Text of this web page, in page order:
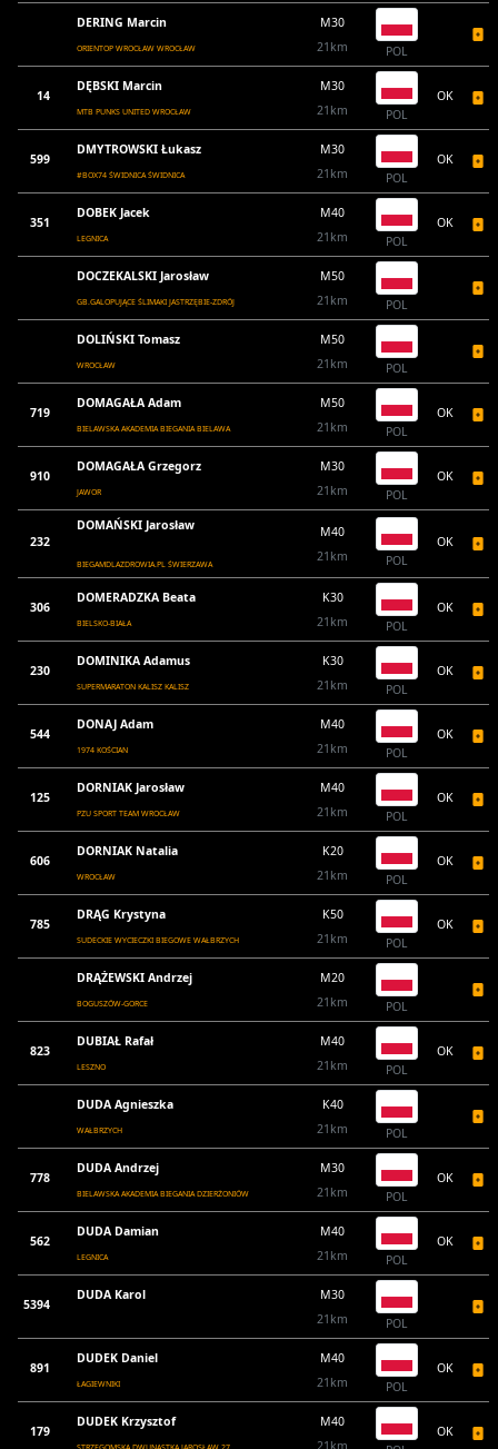
DERING Marcin
ORIENTOP WROCŁAW WROCŁAW
M30
21km
POL
14
DĘBSKI Marcin
MTB PUNKS UNITED WROCŁAW
M30
21km
POL
OK
599
DMYTROWSKI Łukasz
#BOX74 ŚWIDNICA ŚWIDNICA
M30
21km
POL
OK
351
DOBEK Jacek
LEGNICA
M40
21km
POL
OK
DOCZEKALSKI Jarosław
GB.GALOPUJĄCE ŚLIMAKI JASTRZĘBIE-ZDRÓJ
M50
21km
POL
DOLIŃSKI Tomasz
WROCŁAW
M50
21km
POL
719
DOMAGAŁA Adam
BIELAWSKA AKADEMIA BIEGANIA BIELAWA
M50
21km
POL
OK
910
DOMAGAŁA Grzegorz
JAWOR
M30
21km
POL
OK
232
DOMAŃSKI Jarosław
BIEGAMDLAZDROWIA.PL ŚWIERZAWA
M40
21km
POL
OK
306
DOMERADZKA Beata
BIELSKO-BIAŁA
K30
21km
POL
OK
230
DOMINIKA Adamus
SUPERMARATON KALISZ KALISZ
K30
21km
POL
OK
544
DONAJ Adam
1974 KOŚCIAN
M40
21km
POL
OK
125
DORNIAK Jarosław
PZU SPORT TEAM WROCŁAW
M40
21km
POL
OK
606
DORNIAK Natalia
WROCŁAW
K20
21km
POL
OK
785
DRĄG Krystyna
SUDECKIE WYCIECZKI BIEGOWE WAŁBRZYCH
K50
21km
POL
OK
DRĄŻEWSKI Andrzej
BOGUSZÓW-GORCE
M20
21km
POL
823
DUBIAŁ Rafał
LESZNO
M40
21km
POL
OK
DUDA Agnieszka
WAŁBRZYCH
K40
21km
POL
778
DUDA Andrzej
BIELAWSKA AKADEMIA BIEGANIA DZIERŻONIÓW
M30
21km
POL
OK
562
DUDA Damian
LEGNICA
M40
21km
POL
OK
5394
DUDA Karol
M30
21km
POL
891
DUDEK Daniel
ŁAGIEWNIKI
M40
21km
POL
OK
179
DUDEK Krzysztof
M40
OK